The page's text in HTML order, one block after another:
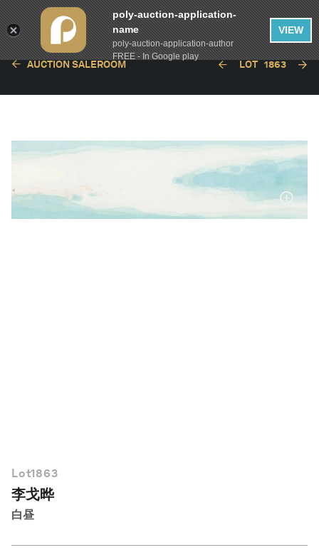
AUCTION SALEROOM LOT 1863
Lot1863
李戈晔
白昼
poly-auction-application-
name
poly-auction-application-author
FREE - In Google play
VIEW